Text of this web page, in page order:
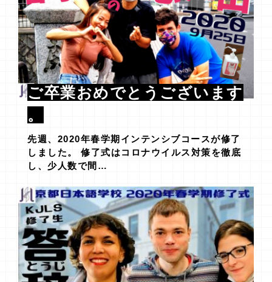
ご卒業おめでとうございます
。
先週、2020年春学期インテンシブコースが修了
しました。 修了式はコロナウイルス対策を徹底
し、少人数で間…